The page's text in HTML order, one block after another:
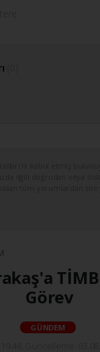
Görev
GÜNDEM